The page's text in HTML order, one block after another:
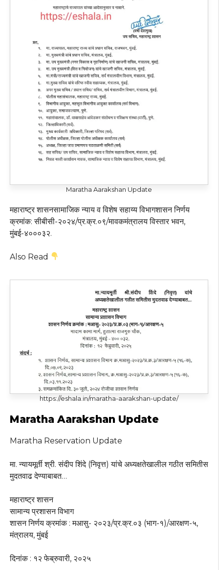
Maratha Aarakshan Update
महाराष्ट्र शासनसामाजिक न्याय व विशेष सहाय्य विभागशासन निर्णय
क्रमांक: सीबीसी-२०२४/प्र.क्र.०९/मावकमंत्रालय विस्तार भवन,
मुंबई-४०००३२.
Also Read
https://eshala.in/maratha-aarakshan-update/
Maratha Aarakshan Update
Maratha Reservation Update
मा. न्यायमूर्ती श्री. संदीप शिंदे (निवृत्त) यांचे अध्यक्षतेखालील गठीत समितीस
मुदतवाढ देण्याबाबत…
महाराष्ट्र शासन
सामान्य प्रशासन विभाग
शासन निर्णय क्रमांक : मआसु- २०२३/प्र.क्र.०३ (भाग-१)/आरक्षण-५,
मंत्रालय, मुंबई
दिनांक : १२ फेब्रुवारी, २०२५